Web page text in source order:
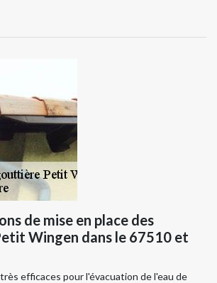
de mise en place des
Wingen dans le 67510 et
efficaces pour l'évacuation de l'eau de